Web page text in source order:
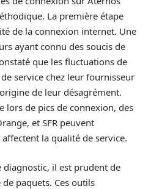
La première étape
de la connexion internet. Une
ayant connu des soucis de
que les fluctuations de
service chez leur fournisseur
de leur désagrément.
lors de pics de connexion, des
et SFR peuvent
la qualité de service.
il est prudent de
paquets. Ces outils